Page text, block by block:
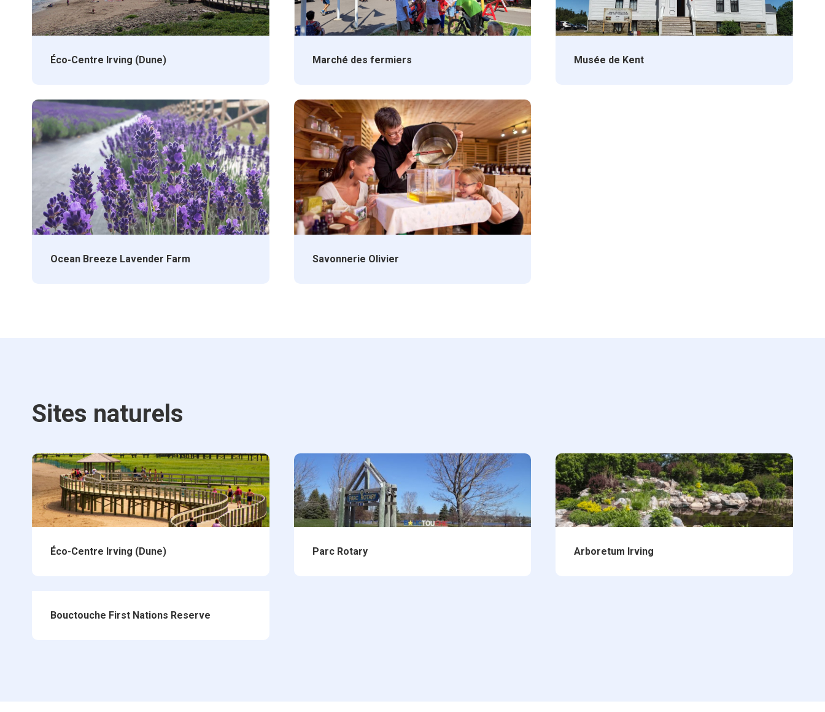
Éco-Centre Irving (Dune) Marché des fermiers Musée de Kent
Ocean Breeze Lavender Farm Savonnerie Olivier
Sites naturels
Éco-Centre Irving (Dune) Parc Rotary Arboretum Irving
Bouctouche First Nations Reserve